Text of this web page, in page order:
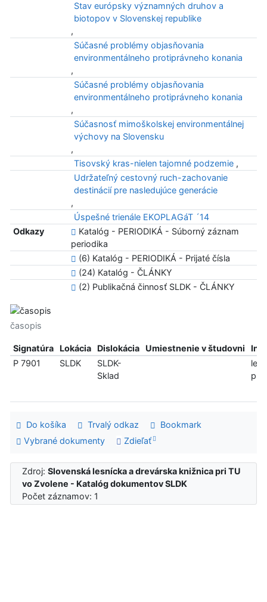
Stav európsky významných druhov a
biotopov v Slovenskej republike
,
Súčasné problémy objasňovania
environmentálneho protiprávneho konania
,
Súčasné problémy objasňovania
environmentálneho protiprávneho konania
,
Súčasnosť mimoškolskej environmentálnej
výchovy na Slovensku
,
Tisovský kras-nielen tajomné podzemie ,
Udržateľný cestovný ruch-zachovanie
destinácií pre nasledujúce generácie
,
Úspešné trienále EKOPLAGáT ´14
Odkazy
Katalóg - PERIODIKÁ - Súborný záznam
periodika
(6) Katalóg - PERIODIKÁ - Prijaté čísla
(24) Katalóg - ČLÁNKY
(2) Publikačná činnosť SLDK - ČLÁNKY
časopis
Signatúra Lokácia Dislokácia Umiestnenie v študovni
Info
P 7901
SLDK
SLDK-
Sklad
len
Do košíka Trvalý odkaz
Bookmark
Vybrané dokumenty
Zdieľať
Zdroj:Slovenská lesnícka a drevárska knižnica pri TU
vo Zvolene - Katalóg dokumentov SLDK
Počet záznamov: 1